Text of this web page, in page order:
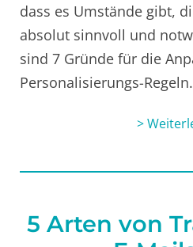
dass es Umstände gibt,
absolut sinnvoll und
sind 7 Gründe für die
Personalisierungs-Regeln.
>
5 Arten von